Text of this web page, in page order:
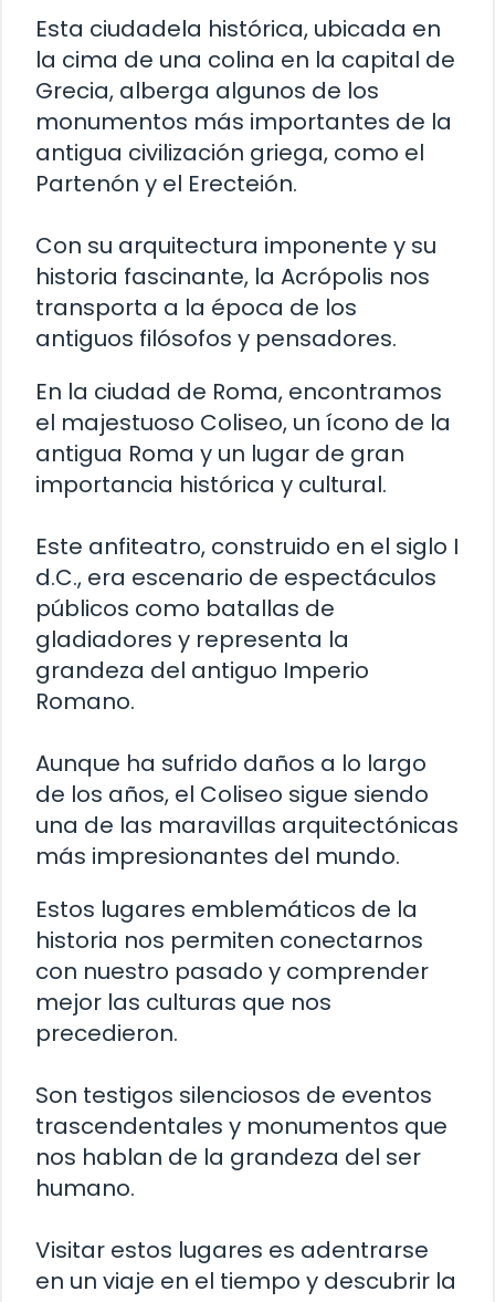
Esta ciudadela histórica, ubicada en
la cima de una colina en la capital de
Grecia, alberga algunos de los
monumentos más importantes de la
antigua civilización griega, como el
Partenón y el Erecteión.
Con su arquitectura imponente y su
historia fascinante, la Acrópolis nos
transporta a la época de los
antiguos filósofos y pensadores.
En la ciudad de Roma, encontramos
el majestuoso Coliseo, un ícono de la
antigua Roma y un lugar de gran
importancia histórica y cultural.
Este anfiteatro, construido en el siglo I
d.C., era escenario de espectáculos
públicos como batallas de
gladiadores y representa la
grandeza del antiguo Imperio
Romano.
Aunque ha sufrido daños a lo largo
de los años, el Coliseo sigue siendo
una de las maravillas arquitectónicas
más impresionantes del mundo.
Estos lugares emblemáticos de la
historia nos permiten conectarnos
con nuestro pasado y comprender
mejor las culturas que nos
precedieron.
Son testigos silenciosos de eventos
trascendentales y monumentos que
nos hablan de la grandeza del ser
humano.
Visitar estos lugares es adentrarse
en un viaje en el tiempo y descubrir la